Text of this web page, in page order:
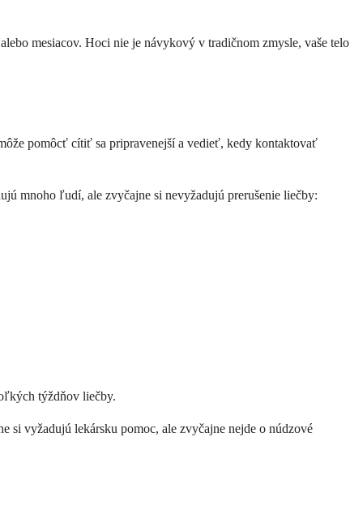
mesiacov. Hoci nie je návykový v tradičnom zmysle, vaše telo
pomôcť cítiť sa pripravenejší a vedieť, kedy kontaktovať
mnoho ľudí, ale zvyčajne si nevyžadujú prerušenie liečby:
týždňov liečby.
si vyžadujú lekársku pomoc, ale zvyčajne nejde o núdzové